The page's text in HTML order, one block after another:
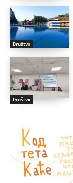
Društvo
Društvo